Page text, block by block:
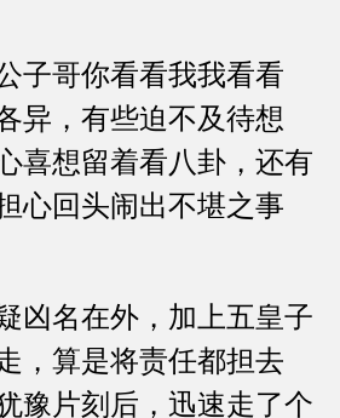
哥你看看我我看看
异，有些迫不及待想
喜想留着看八卦，还有
心回头闹出不堪之事
名在外，加上五皇子
，算是将责任都担去
豫片刻后，迅速走了个